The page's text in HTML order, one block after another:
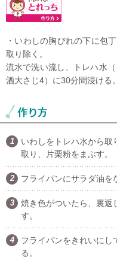
・いわしの胸びれの下に包
取り除く。
流水で洗い流し、トレハ水
酒大さじ4）に30分間浸ける。
いわしをトレハ水から取
取り、片栗粉をまぶす。
フライパンにサラダ油を
焼き色がついたら、裏返
す。
フライパンをきれいにし
る。